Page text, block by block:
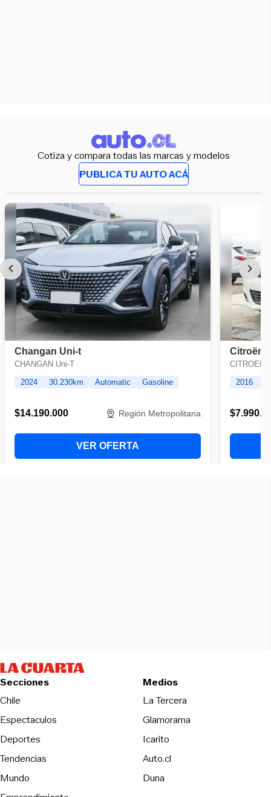
Cotiza y compara todas las marcas y modelos
PUBLICA TU AUTO ACÁ
Secciones
Chile
Espectaculos
Deportes
Tendencias
Mundo
Medios
La TerceraOpens in new
Glamorama
Icarito
Auto.cl
DunaOpens in new window